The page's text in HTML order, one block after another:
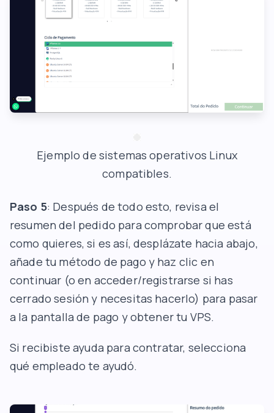
Ejemplo de sistemas operativos Linux
compatibles.
Paso 5: Después de todo esto, revisa el
resumen del pedido para comprobar que está
como quieres, si es así, desplázate hacia abajo,
añade tu método de pago y haz clic en
continuar (o en acceder/registrarse si has
cerrado sesión y necesitas hacerlo) para pasar
a la pantalla de pago y obtener tu VPS.
Si recibiste ayuda para contratar, selecciona
qué empleado te ayudó.